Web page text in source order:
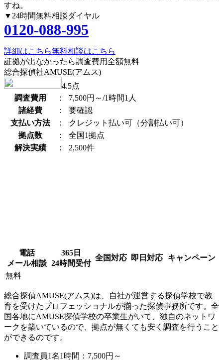
すね。
▼24時間無料相談ダイヤル
0120-088-995
詳細はこちら無料相談はこちら
証拠が出なかったら調査費用全額無料
総合探偵社AMUSE(アムス)
4.5点
調査費用
：
7,500円～/1時間1人
諸経費
：
要確認
支払い方法
：
クレジット払い可（分割払い可）
拠点数
：
全国1拠点
解決実績
： 2,500件
電話
メール相談
365日
24時間受付
全国対応 即日対応 キャンペーン
無料
総合探偵AMUSE(アムス)は、自社が運営する探偵学校で教
育を受けたプロフェッショナルが揃った探偵事務所です。全
国各地にAMUSE探偵学校の卒業生がいて、独自のネットワ
ークを築いているので、拠点が無くても安く調査を行うこと
ができるのです。
調査員1名1時間： 7,500円～